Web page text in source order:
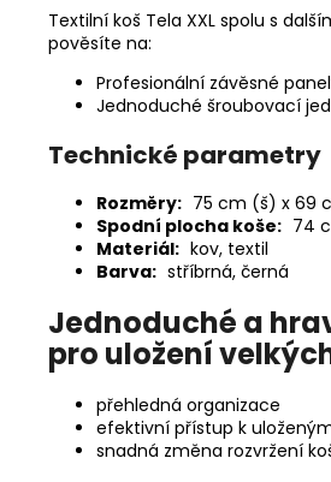
Textilní koš Tela XXL spolu s
pověsíte na:
Profesionální závěsné
Jednoduché šroubovací
Technické parametry
Rozměry: 75 cm (š) x 69
Spodní plocha koše: 74
Materiál: kov, textil
Barva: stříbrná, černá
Jednoduché a
pro uložení
přehledná organizace
efektivní přístup k
snadná změna rozvržení